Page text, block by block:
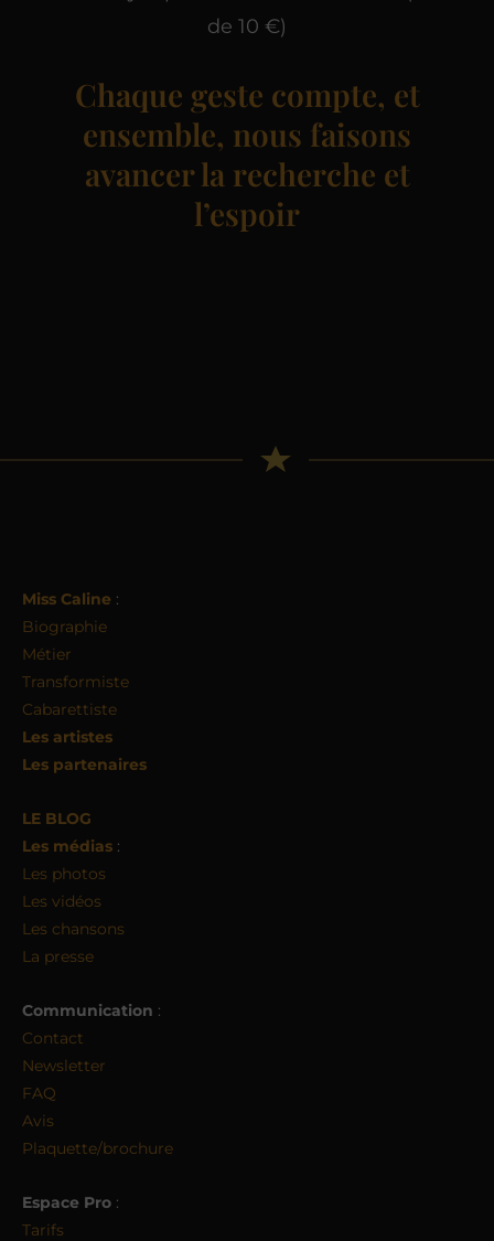
de 10 €)
Chaque geste compte, et
ensemble, nous faisons
avancer la recherche et
l’espoir
Miss Caline :
Biographie
Métier
Transformiste
Cabarettiste
Les artistes
Les partenaires
LE BLOG
Les médias :
Les photos
Les vidéos
Les chansons
La presse
Communication :
Contact
Newsletter
FAQ
Avis
Plaquette/brochure
Espace Pro :
Tarifs